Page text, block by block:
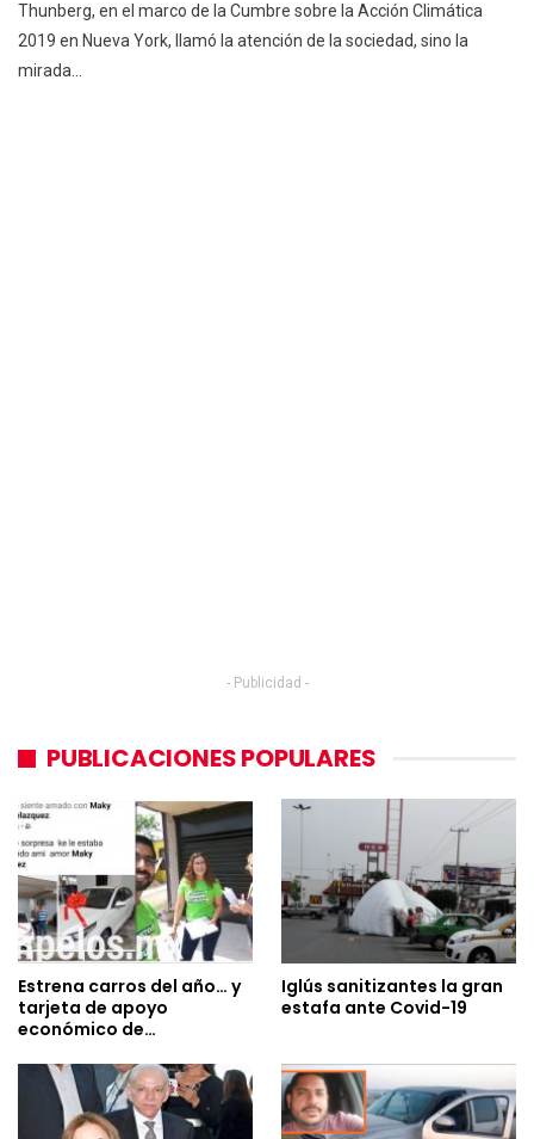
Thunberg, en el marco de la Cumbre sobre la Acción Climática
2019 en Nueva York, llamó la atención de la sociedad, sino la
mirada
- Publicidad -
PUBLICACIONES POPULARES
Estrena carros del año… y
tarjeta de apoyo
económico de…
Iglús sanitizantes la gran
estafa ante Covid-19